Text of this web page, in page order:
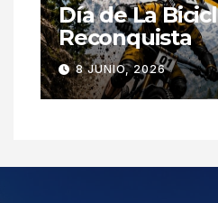
Día de La
Reconquista
8 JUNIO, 2026